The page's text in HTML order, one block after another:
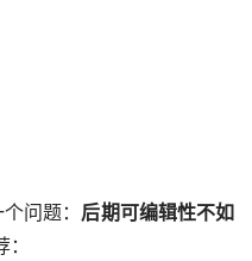
问题： 后期可编辑性不如